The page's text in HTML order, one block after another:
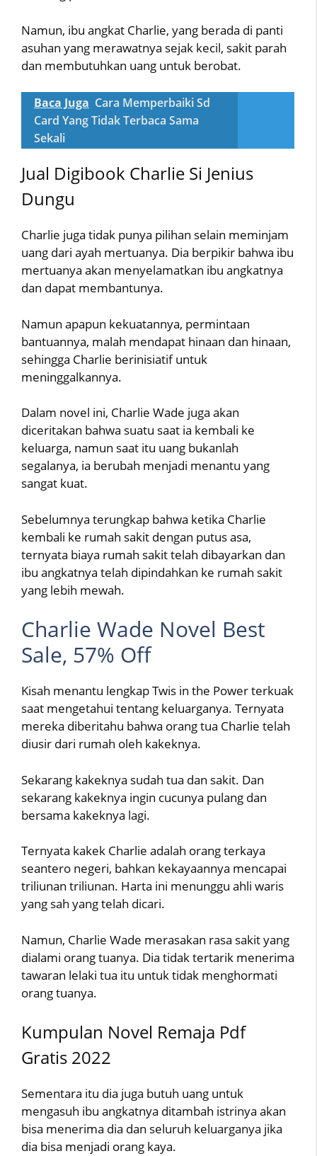
Namun, ibu angkat Charlie, yang berada di panti
asuhan yang merawatnya sejak kecil, sakit parah
dan membutuhkan uang untuk berobat.
Baca Juga Cara Memperbaiki Sd
Card Yang Tidak Terbaca Sama
Sekali
Jual Digibook Charlie Si Jenius
Dungu
Charlie juga tidak punya pilihan selain meminjam
uang dari ayah mertuanya. Dia berpikir bahwa ibu
mertuanya akan menyelamatkan ibu angkatnya
dan dapat membantunya.
Namun apapun kekuatannya, permintaan
bantuannya, malah mendapat hinaan dan hinaan,
sehingga Charlie berinisiatif untuk
meninggalkannya.
Dalam novel ini, Charlie Wade juga akan
diceritakan bahwa suatu saat ia kembali ke
keluarga, namun saat itu uang bukanlah
segalanya, ia berubah menjadi menantu yang
sangat kuat.
Sebelumnya terungkap bahwa ketika Charlie
kembali ke rumah sakit dengan putus asa,
ternyata biaya rumah sakit telah dibayarkan dan
ibu angkatnya telah dipindahkan ke rumah sakit
yang lebih mewah.
Charlie Wade Novel Best
Sale, 57% Off
Kisah menantu lengkap Twis in the Power terkuak
saat mengetahui tentang keluarganya. Ternyata
mereka diberitahu bahwa orang tua Charlie telah
diusir dari rumah oleh kakeknya.
Sekarang kakeknya sudah tua dan sakit. Dan
sekarang kakeknya ingin cucunya pulang dan
bersama kakeknya lagi.
Ternyata kakek Charlie adalah orang terkaya
seantero negeri, bahkan kekayaannya mencapai
triliunan triliunan. Harta ini menunggu ahli waris
yang sah yang telah dicari.
Namun, Charlie Wade merasakan rasa sakit yang
dialami orang tuanya. Dia tidak tertarik menerima
tawaran lelaki tua itu untuk tidak menghormati
orang tuanya.
Kumpulan Novel Remaja Pdf
Gratis 2022
Sementara itu dia juga butuh uang untuk
mengasuh ibu angkatnya ditambah istrinya akan
bisa menerima dia dan seluruh keluarganya jika
dia bisa menjadi orang kaya.